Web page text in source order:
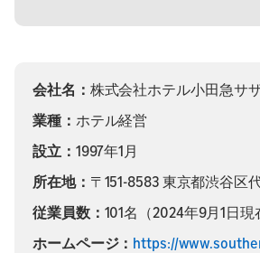
会社名： 株式会社ホテル小田急サ
業種： ホテル経営
設立： 1997年1月
所在地： 〒151-8583 東京都渋谷区
従業員数： 101名（2024年9月1日現
ホームページ： https://